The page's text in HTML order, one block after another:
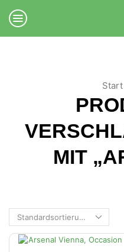
Start
MIT